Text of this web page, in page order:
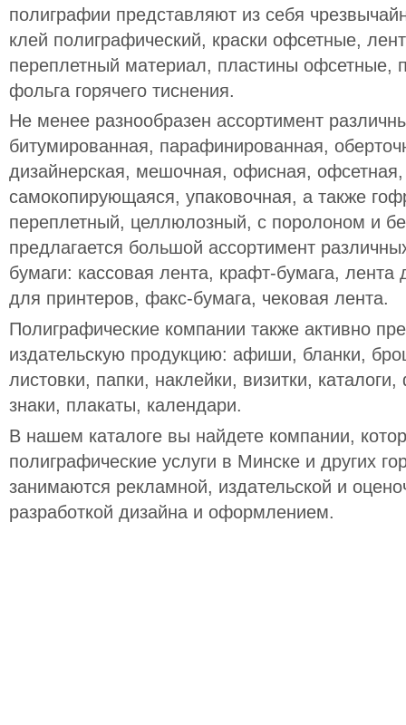
полиграфии представляют из себя
клей полиграфический, краски офсетные,
переплетный материал, пластины офсетные,
фольга горячего тиснения.
Не менее разнообразен ассортимент
битумированная, парафинированная,
дизайнерская, мешочная, офисная,
самокопирующаяся, упаковочная, а также
переплетный, целлюлозный, с поролоном и
предлагается большой ассортимент
бумаги: кассовая лента, крафт-бумага,
для принтеров, факс-бумага, чековая лента.
Полиграфические компании также активно
издательскую продукцию: афиши, бланки,
листовки, папки, наклейки, визитки,
знаки, плакаты, календари.
В нашем каталоге вы найдете компании,
полиграфические услуги в Минске и других
занимаются рекламной, издательской и
разработкой дизайна и оформлением.